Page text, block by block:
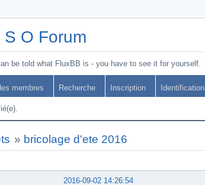
S O Forum
be told what FluxBB is - you have to see it for yourself.
membres Recherche Inscription Identification
» bricolage d'ete 2016
2016-09-02 14:26:54